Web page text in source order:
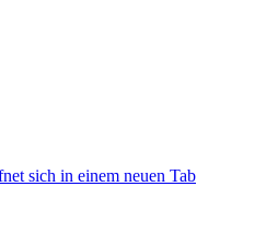
sich in einem neuen Tab